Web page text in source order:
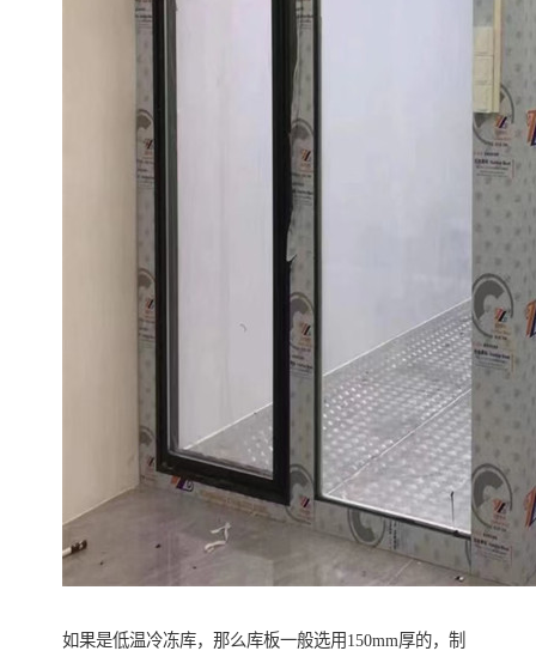
如果是低温冷冻库，那么库板一般选用150mm厚的，制